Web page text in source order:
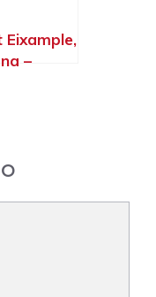
Eixample,
–